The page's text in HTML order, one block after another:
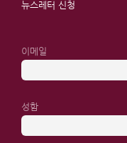
뉴스레터 신청
이메일
성함